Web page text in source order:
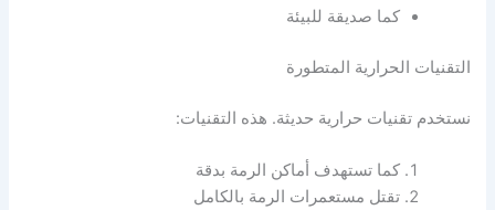
كما صديقة للبيئة
التقنيات الحرارية المتطورة
نستخدم تقنيات حرارية حديثة. هذه التقنيات:
كما تستهدف أماكن الرمة بدقة
تقتل مستعمرات الرمة بالكامل